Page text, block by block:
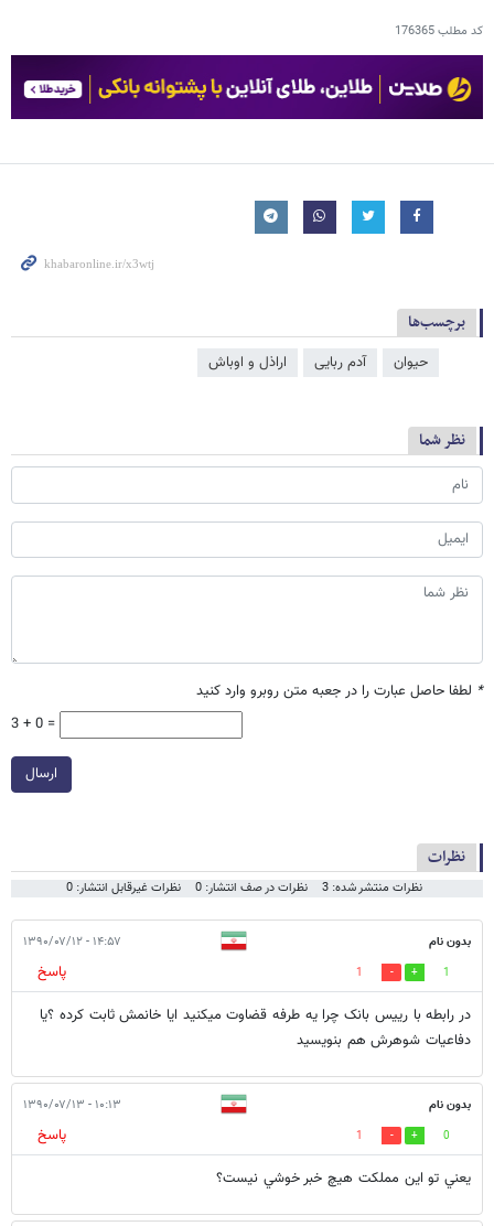
کد مطلب176365
برچسب‌ها
حیوان آدم ربایی اراذل و اوباش
نظر شما
* لطفا حاصل عبارت را در جعبه متن روبرو وارد کنید
3 + 0 =
ارسال
نظرات
نظرات منتشر شده: 3 نظرات در صف انتشار: 0 نظرات غیرقابل انتشار: 0
بدون نام ۱۴:۵۷ - ۱۳۹۰/۰۷/۱۲
1
1
پاسخ
در رابطه با رییس بانک چرا یه طرفه قضاوت میکنید ایا خانمش ثابت کرده ؟یا
دفاعیات شوهرش هم بنویسید
بدون نام ۱۰:۱۳ - ۱۳۹۰/۰۷/۱۳
0
1
پاسخ
يعني تو اين مملكت هيچ خبر خوشي نيست؟